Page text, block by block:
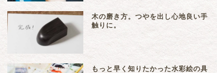
木の磨き方。つやを出し心地良い手
触りに。
もっと早く知りたかった水彩絵の具